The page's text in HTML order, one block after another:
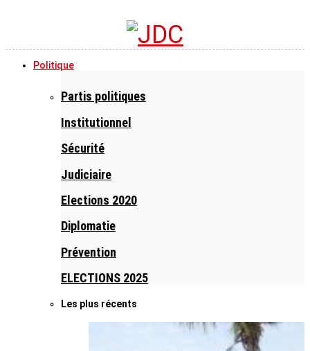
Politique
Partis politiques
Institutionnel
Sécurité
Judiciaire
Elections 2020
Diplomatie
Prévention
ELECTIONS 2025
Les plus récents